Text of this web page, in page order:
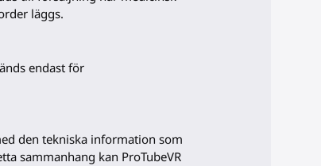
läggs.
endast för
den tekniska information som
sammanhang kan ProTubeVR